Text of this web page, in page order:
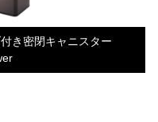
き密閉キャニスター